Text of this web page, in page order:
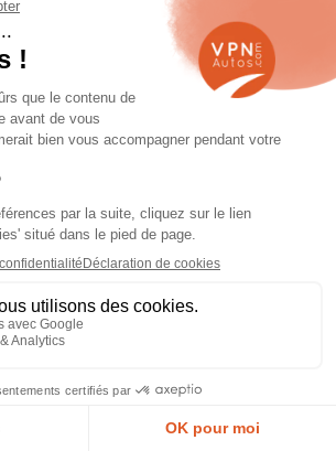
occasion la plus fiable ?
et la gravité des pannes,la Sandero
comme la plus fiable de
comme la moins fiable.
Dacia Sandero neuve ?
de 8400€ pour les finitions les
Pour une montée en gamme sur un
Dacia Sandero d'occasion ?
Dacia Sandero d'occasion est de
occasion dans la province de